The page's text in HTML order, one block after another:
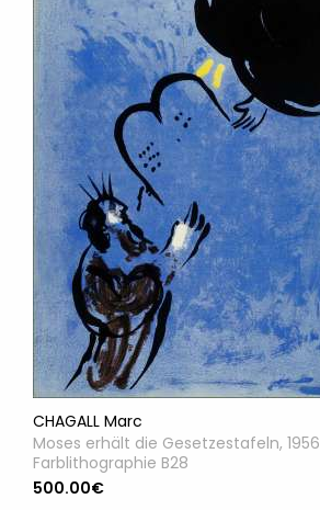
CHAGALL Marc
Moses erhält die Gesetzestafeln, 1956
Farblithographie B28
500.00€